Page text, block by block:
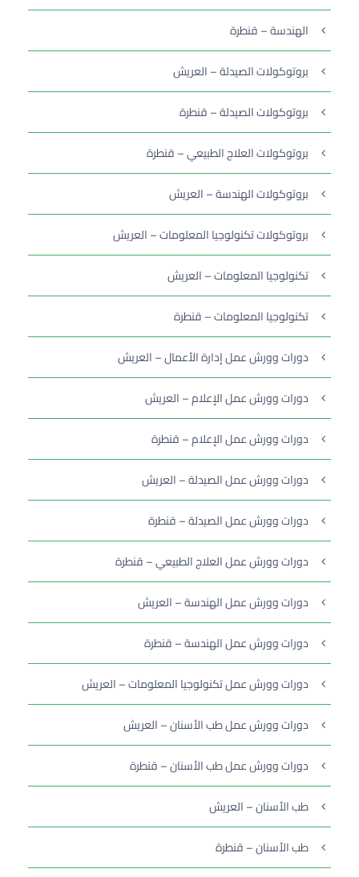
الهندسة – قنطرة
بروتوكولات الصيدلة – العريش
بروتوكولات الصيدلة – قنطرة
بروتوكولات العلاج الطبيعي – قنطرة
بروتوكولات الهندسة – العريش
بروتوكولات تكنولوجيا المعلومات – العريش
تكنولوجيا المعلومات – العريش
تكنولوجيا المعلومات – قنطرة
دورات وورش عمل إدارة الأعمال – العريش
دورات وورش عمل الإعلام – العريش
دورات وورش عمل الإعلام – قنطرة
دورات وورش عمل الصيدلة – العريش
دورات وورش عمل الصيدلة – قنطرة
دورات وورش عمل العلاج الطبيعي – قنطرة
دورات وورش عمل الهندسة – العريش
دورات وورش عمل الهندسة – قنطرة
دورات وورش عمل تكنولوجيا المعلومات – العريش
دورات وورش عمل طب الأسنان – العريش
دورات وورش عمل طب الأسنان – قنطرة
طب الأسنان – العريش
طب الأسنان – قنطرة